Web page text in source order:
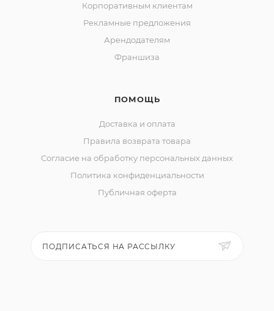
Корпоративным клиентам
Рекламные предложения
Арендодателям
Франшиза
ПОМОЩЬ
Доставка и оплата
Правила возврата товара
Согласие на обработку персональных данных
Политика конфиденциальности
Публичная оферта
ПОДПИСАТЬСЯ НА РАССЫЛКУ